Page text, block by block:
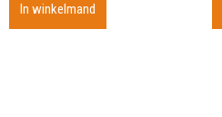
In winkelmand